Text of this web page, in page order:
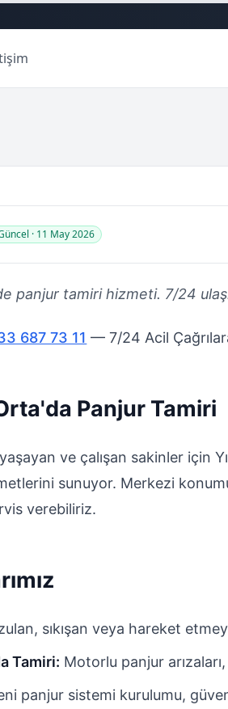
· 11 May 2026
panjur tamiri hizmeti. 7/24
687 73 11 — 7/24 Acil
Panjur Tamiri
ve çalışan sakinler için
sunuyor. Merkezi
verebiliriz.
sıkışan veya hareket
Tamiri: Motorlu panjur
panjur sistemi kurulumu,